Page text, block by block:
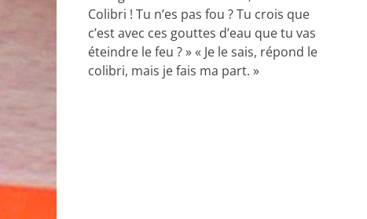
Colibri ! Tu n’es pas fou ? Tu crois que
c’est avec ces gouttes d’eau que tu vas
éteindre le feu ? » « Je le sais, répond le
colibri, mais je fais ma part. »